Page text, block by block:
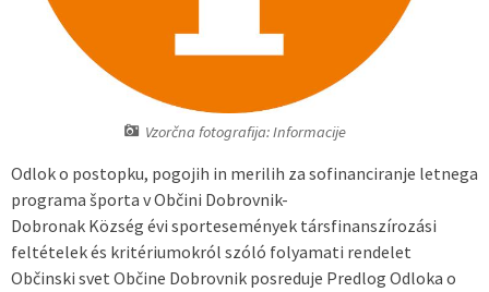
Vzorčna fotografija: Informacije
Odlok o postopku, pogojih in merilih za sofinanciranje letnega
programa športa v Občini Dobrovnik-
Dobronak Község évi sportesemények társfinanszírozási
feltételek és kritériumokról szóló folyamati rendelet
Občinski svet Občine Dobrovnik posreduje Predlog Odloka o
Predpisi - Előírások
Občinski časopis - Községi lap
Proračun - Költségvetés
Lokalne volitve